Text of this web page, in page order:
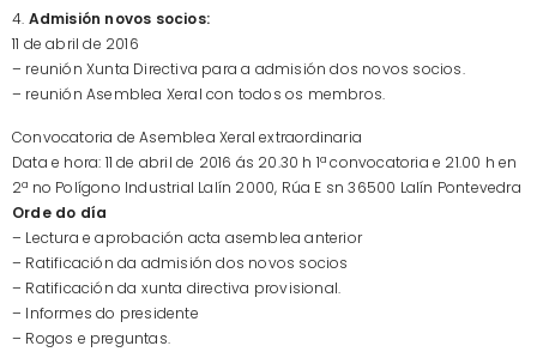
4. Admisión novos socios:
11 de abril de 2016
– reunión Xunta Directiva para a admisión dos novos socios.
– reunión Asemblea Xeral con todos os membros.
Convocatoria de Asemblea Xeral extraordinaria
Data e hora: 11 de abril de 2016 ás 20.30 h 1ª convocatoria e 21.00 h en
2ª no Polígono Industrial Lalín 2000, Rúa E sn 36500 Lalín Pontevedra
Orde do día
– Lectura e aprobación acta asemblea anterior
– Ratificación da admisión dos novos socios
– Ratificación da xunta directiva provisional.
– Informes do presidente
– Rogos e preguntas.